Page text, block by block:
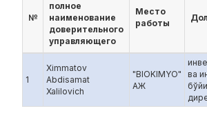
№
полное
наименование
доверительного
управляющего
Место
работы
1
Ximmatov
Abdisamat
Xalilovich
"BIOKIMYO"
АЖ
ва